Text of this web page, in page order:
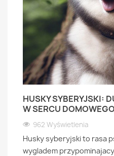
HUSKY SYBERYJSKI:
W SERCU
962 Wyświetlenia
Husky syberyjski to rasa
wygladem